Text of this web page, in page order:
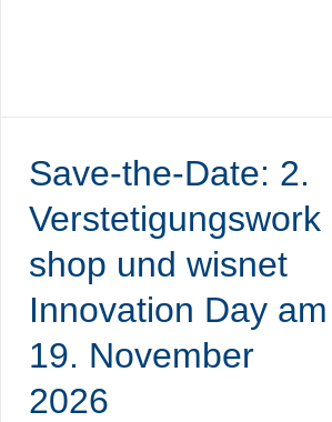
Save-the-Date: 2.
Verstetigungswork
shop und wisnet
Innovation Day am
19. November
2026